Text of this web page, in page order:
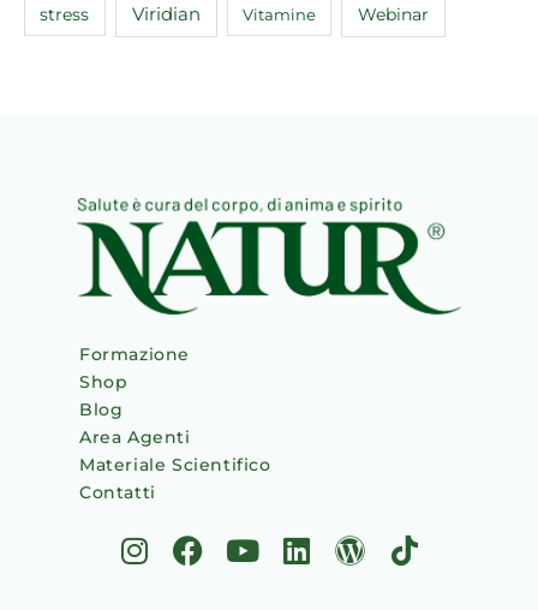
stress Viridian Vitamine Webinar
Formazione
Shop
Blog
Area Agenti
Materiale Scientifico
Contatti
I
n
F
a
Y
o
L
i
W
o
T
i